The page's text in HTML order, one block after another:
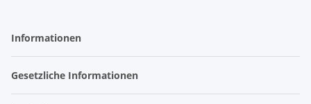
Informationen
Gesetzliche Informationen